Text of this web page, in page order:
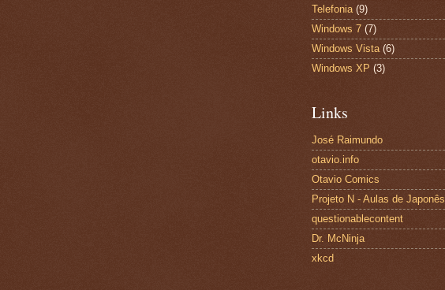
Telefonia (9)
Windows 7 (7)
Windows Vista (6)
Windows XP (3)
Links
José Raimundo
otavio.info
Otavio Comics
Projeto N - Aulas de Japonês
questionablecontent
Dr. McNinja
xkcd